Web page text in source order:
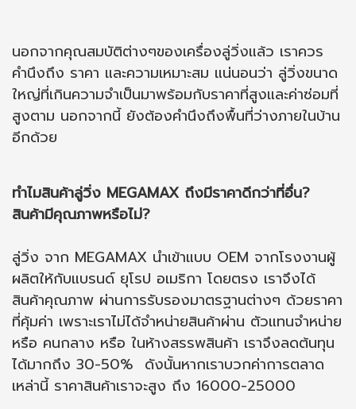
นอกจากคุณสมบัติต่างๆของเครื่องลู่วิ่งแล้ว เราควร
คำนึงถึง ราคา และความเหมาะสม แน่นอนว่า ลู่วิ่งขนาด
ใหญ่ที่เกินความจำเป็นมาพร้อมกับราคาที่สูงและค่าซ่อมที่
สูงตาม นอกจากนี้ ยังต้องคำนึงถึงพื้นที่ว่างภายในบ้าน
อีกด้วย
ทำไมสินค้าลู่วิ่ง MEGAMAX ถึงมีราคาดีกว่าที่อื่น?
สินค้ามีคุณภาพหรือไม่?
ลู่วิ่ง จาก MEGAMAX นำเข้าแบบ OEM จากโรงงานผู้
ผลิตให้กับแบรนด์ ยุโรป อเมริกา โดยตรง เราจึงได้
สินค้าคุณภาพ ผ่านการรับรองมาตรฐานต่างๆ ด้วยราคา
ที่คุ้มค่า เพราะเราไม่ได้จำหน่ายสินค้าผ่าน ตัวแทนจำหน่าย
หรือ คนกลาง หรือ ในห้างสรรพสินค้า เราจึงลดต้นทุน
ได้มากถึง 30-50% ดังนั้นหากเราบวกค่าการตลาด
เหล่านี้ ราคาสินค้าเราจะสูง ถึง 16000-25000